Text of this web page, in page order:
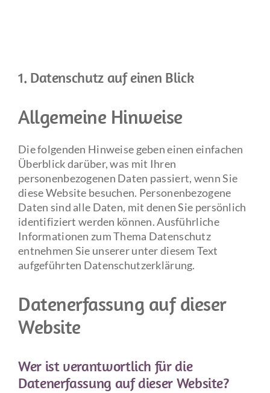
1. Datenschutz auf einen Blick
Allgemeine Hinweise
Die folgenden Hinweise geben einen einfachen
Überblick darüber, was mit Ihren
personenbezogenen Daten passiert, wenn Sie
diese Website besuchen. Personenbezogene
Daten sind alle Daten, mit denen Sie persönlich
identifiziert werden können. Ausführliche
Informationen zum Thema Datenschutz
entnehmen Sie unserer unter diesem Text
aufgeführten Datenschutzerklärung.
Datenerfassung auf dieser
Website
Wer ist verantwortlich für die
Datenerfassung auf dieser Website?